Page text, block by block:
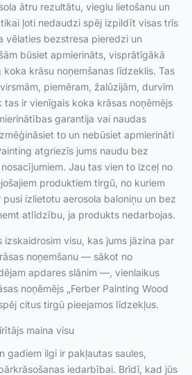
ātru rezultātu, vieglu lietošanu un
ļoti nedaudzi spēj izpildīt visas trīs
vēlaties bezstresa pieredzi un
būsiet apmierināts, visprātīgākā
koka krāsu noņemšanas līdzeklis. Tas
piemēram, žalūzijām, durvīm
tas ir vienīgais koka krāsas noņēmējs
garantija vai naudas
to un nebūsiet apmierināti
atgriezīs jums naudu bez
Jau tas vien to izceļ no
produktiem tirgū, no kuriem
izlietotu aerosola baloniņu un bez
atlīdzību, ja produkts nedarbojas.
izskaidrosim visu, kas jums jāzina par
noņemšanu — sākot no
apdares slānim —, vienlaikus
noņēmējs „Ferber Painting Wood
citus tirgū pieejamos līdzekļus.
maina visu
gadiem ilgi ir pakļautas saules,
iedarbībai. Brīdī, kad jūs